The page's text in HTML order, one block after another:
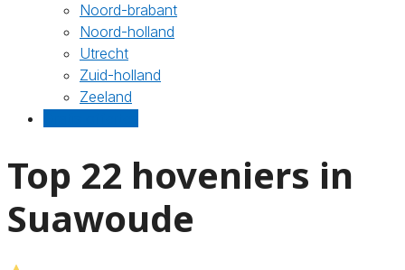
Noord-brabant
Noord-holland
Utrecht
Zuid-holland
Zeeland
Top 22 hoveniers in
Suawoude